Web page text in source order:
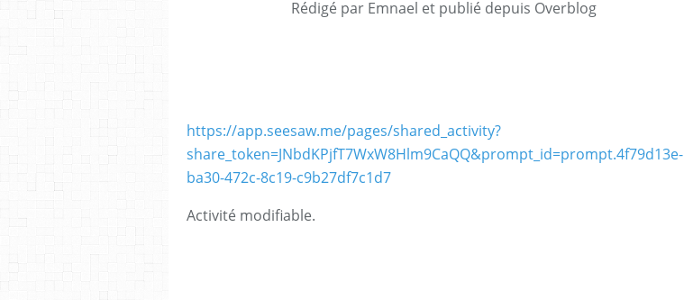
Rédigé par Emnael et publié depuis Overblog
https://app.seesaw.me/pages/shared_activity?
share_token=JNbdKPjfT7WxW8Hlm9CaQQ&prompt_id=prompt.4f79d13e-
ba30-472c-8c19-c9b27df7c1d7
Activité modifiable.